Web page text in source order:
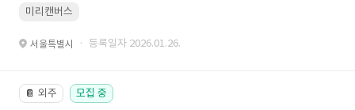
미리캔버스
서울특별시 · 등록일자 2026.01.26.
📔 외주 모집 중